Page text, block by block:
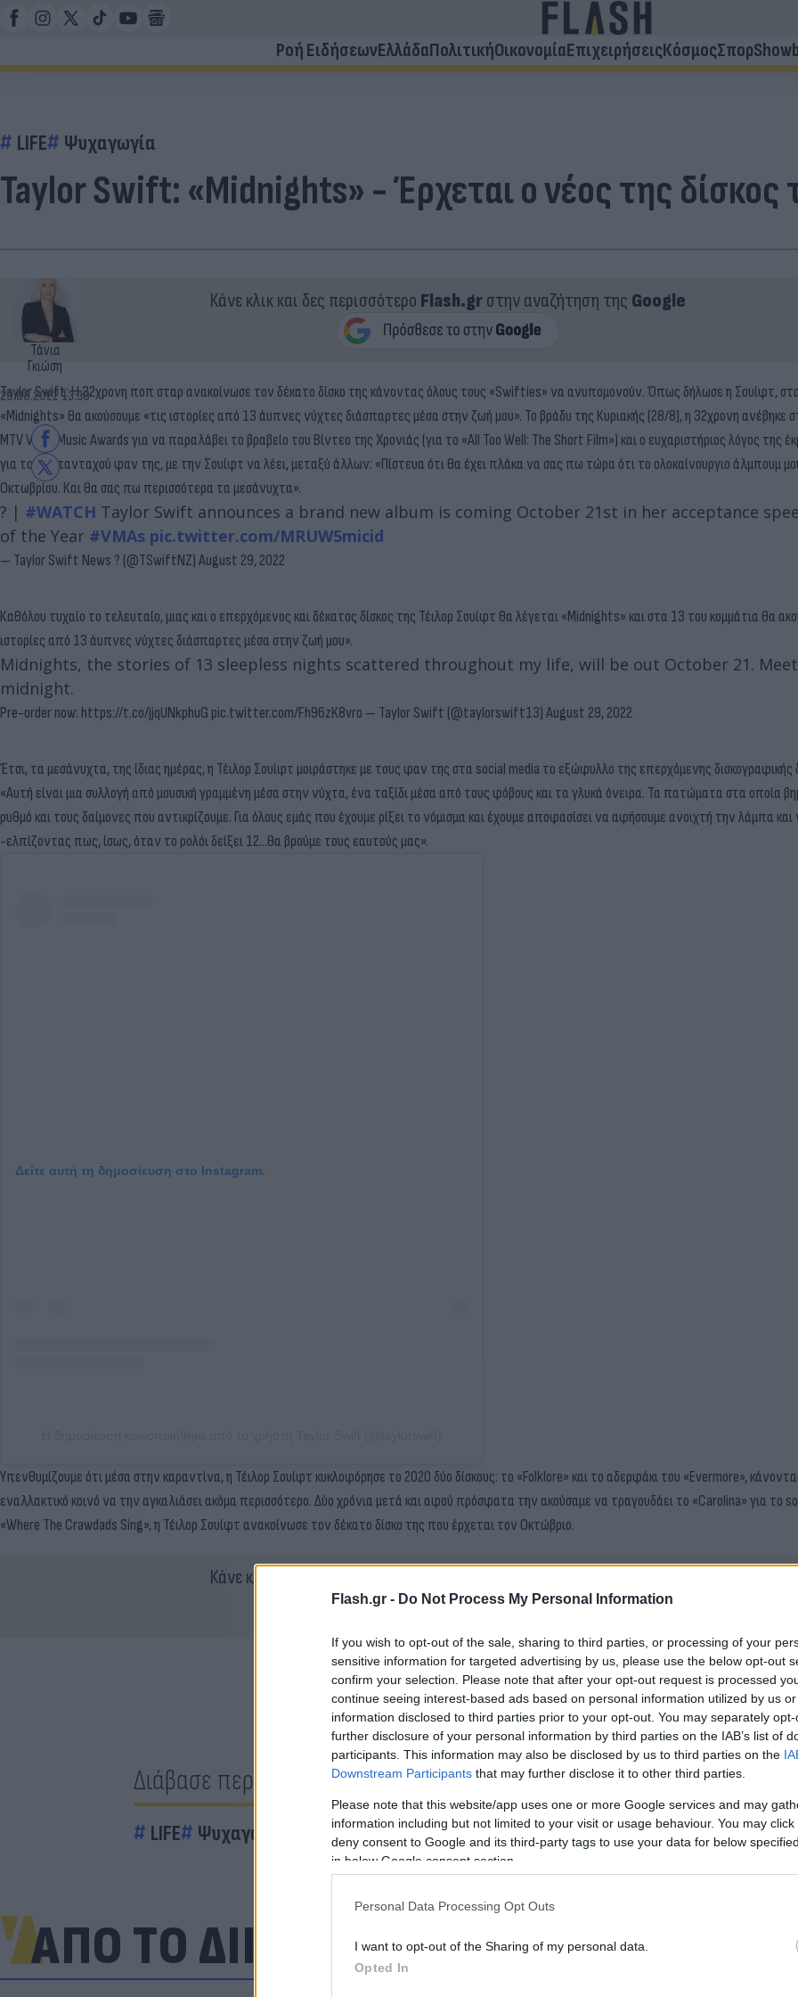
Flash.gr - Do Not Process My Personal Information
If you wish to opt-out of the sale, sharing to third parties, or processing of your
sensitive information for targeted advertising by us, please use the below opt-out
confirm your selection. Please note that after your opt-out request is processed
continue seeing interest-based ads based on personal information utilized by us
information disclosed to third parties prior to your opt-out. You may separately
further disclosure of your personal information by third parties on the IAB’s list of
participants. This information may also be disclosed by us to third parties on the
Downstream Participants that may further disclose it to other third parties.
Please note that this website/app uses one or more Google services and may
information including but not limited to your visit or usage behaviour. You may
deny consent to Google and its third-party tags to use your data for below
in below Google consent section.
Personal Data Processing Opt Outs
I want to opt-out of the Sharing of my personal data.
Opted In
Ροή ΕιδήσεωνΕλλάδαΠολιτικήΟικονομίαΕπιχειρήσειςΚόσμοςΣπορ
LIFE Ψυχαγωγία
Taylor Swift: «Midnights» - Έρχεται ο νέος της δίσκος
Τάνια
Γκιώση
29.08.2022 13:30
Κάνε κλικ και δες περισσότερο Flash.grστην αναζήτηση της Google
Taylor Swift: Η 32χρονη ποπ σταρ ανακοίνωσε τον δέκατο δίσκο της κάνοντας όλους τους «Swifties» να ανυπομονούν. Όπως δήλωσε η Σουίφτ,
«Midnights» θα ακούσουμε «τις ιστορίες από 13 άυπνες νύχτες διάσπαρτες μέσα στην ζωή μου». Το βράδυ της Κυριακής (28/8), η 32χρονη ανέβηκε
MTV Video Music Awards για να παραλάβει το βραβείο του Βίντεο της Χρονιάς (για το «All Too Well: The Short Film») και ο ευχαριστήριος λόγος της
για τους απανταχού φαν της, με την Σουίφτ να λέει, μεταξύ άλλων: «Πίστευα ότι θα έχει πλάκα να σας πω τώρα ότι το ολοκαίνουργιο άλμπουμ
Οκτωβρίου. Και θα σας πω περισσότερα τα μεσάνυχτα».
? | #WATCH Taylor Swift announces a brand new album is coming October 21st in her acceptance
of the Year #VMAs pic.twitter.com/MRUW5micid
— Taylor Swift News ? (@TSwiftNZ)August 29, 2022
Καθόλου τυχαίο το τελευταίο, μιας και ο επερχόμενος και δέκατος δίσκος της Τέιλορ Σουίφτ θα λέγεται «Midnights» και στα 13 του κομμάτια θα
ιστορίες από 13 άυπνες νύχτες διάσπαρτες μέσα στην ζωή μου».
Midnights, the stories of 13 sleepless nights scattered throughout my life, will be out October 21.
midnight.
Pre-order now: https://t.co/jjqUNkphuG pic.twitter.com/Fh96zK8vro — Taylor Swift (@taylorswift13)August 29, 2022
Έτσι, τα μεσάνυχτα, της ίδιας ημέρας, η Τέιλορ Σουίφτ μοιράστηκε με τους φαν της στα social media το εξώφυλλο της επερχόμενης δισκογραφικής
«Αυτή είναι μια συλλογή από μουσική γραμμένη μέσα στην νύχτα, ένα ταξίδι μέσα από τους φόβους και τα γλυκά όνειρα. Τα πατώματα στα οποία
ρυθμό και τους δαίμονες που αντικρίζουμε. Για όλους εμάς που έχουμε ρίξει το νόμισμα και έχουμε αποφασίσει να αφήσουμε ανοιχτή την λάμπα
-ελπίζοντας πως, ίσως, όταν το ρολόι δείξει 12…θα βρούμε τους εαυτούς μας».
Δείτε αυτή τη δημοσίευση στο Instagram.
Υπενθυμίζουμε ότι μέσα στην καραντίνα, η Τέιλορ Σουίφτ κυκλοφόρησε το 2020 δύο δίσκους: το «Folklore» και το αδερφάκι του «Evermore»,
εναλλακτικό κοινό να την αγκαλιάσει ακόμα περισσότερο. Δύο χρόνια μετά και αφού πρόσφατα την ακούσαμε να τραγουδάει το «Carolina» για το
«Where The Crawdads Sing», η Τέιλορ Σουίφτ ανακοίνωσε τον δέκατο δίσκο της που έρχεται τον Οκτώβριο.
Κάνε κλικ και δες περισσότερο
Διάβασε περισσότερα
LIFE Ψυχαγωγία
ΑΠΟ ΤΟ ΔΙΚΤΥΟ